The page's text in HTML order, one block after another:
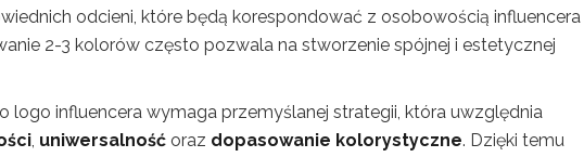
odcieni, które będą korespondować z osobowością influencera
2-3 kolorów często pozwala na stworzenie spójnej i estetycznej
logo influencera wymaga przemyślanej strategii, która uwzględnia
, uniwersalność oraz dopasowanie kolorystyczne. Dzięki temu